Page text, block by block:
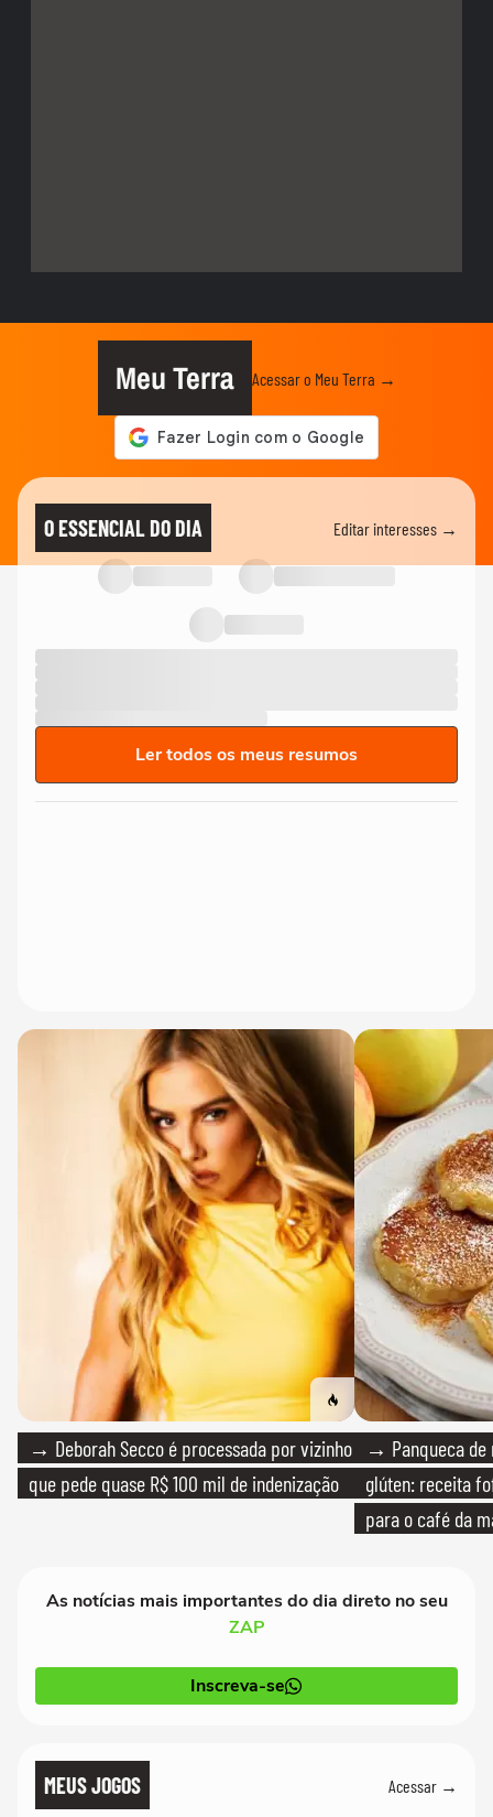
Meu Terra Acessar o Meu Terra →
O ESSENCIAL DO DIA Editar interesses →
Ler todos os meus resumos
→ Deborah Secco é processada por vizinho
que pede quase R$ 100 mil de indenização
→ Panqueca de
glúten: receita
para o café da
As notícias mais importantes do dia direto no seu
ZAP
Inscreva-se
MEUS JOGOS Acessar →